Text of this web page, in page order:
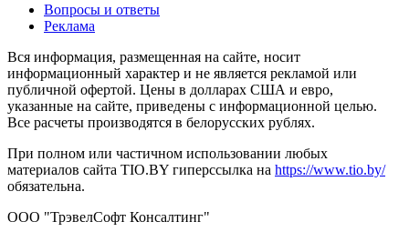
Вопросы и ответы
Реклама
Вся информация, размещенная на сайте, носит
информационный характер и не является рекламой или
публичной офертой. Цены в долларах США и евро,
указанные на сайте, приведены с информационной целью.
Все расчеты производятся в белорусских рублях.
При полном или частичном использовании любых
материалов сайта TIO.BY гиперссылка на https://www.tio.by/
обязательна.
ООО "ТрэвелСофт Консалтинг"